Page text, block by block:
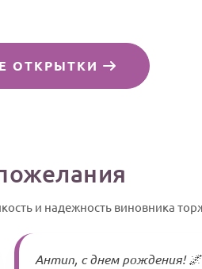
ОТКРЫТКИ
и надежность виновника
Антип, с днем рождения! 🌌